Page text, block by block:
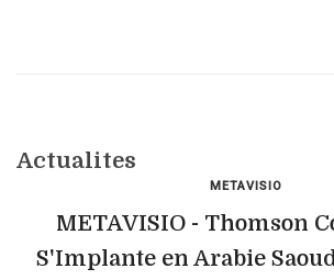
Actualites
METAVISIO
METAVISIO - Thomson
S'Implante en Arabie